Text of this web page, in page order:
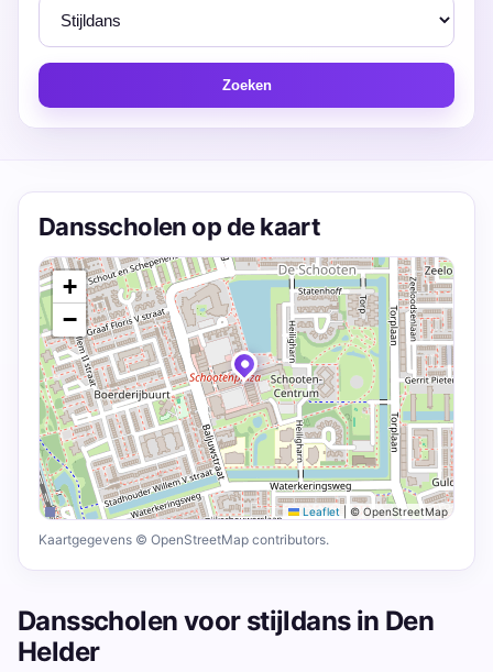
Zoeken
Dansscholen op de kaart
+
−
Leaflet © OpenStreetMap
Kaartgegevens © OpenStreetMap contributors.
Dansscholen voor stijldans in Den
Helder